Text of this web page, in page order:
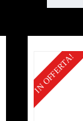
IN OFFERTA!